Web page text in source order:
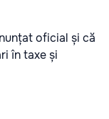
oficial și că
în taxe și